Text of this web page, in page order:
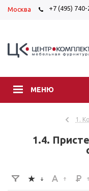
Москва +7 (495)
МЕНЮ
1.
1.4.